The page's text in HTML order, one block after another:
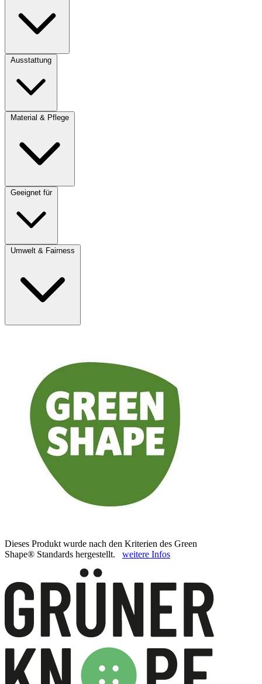
Ausstattung
Material & Pflege
Geeignet für
Umwelt & Fairness
Dieses Produkt wurde nach den Kriterien des Green
Shape® Standards hergestellt. weitere Infos